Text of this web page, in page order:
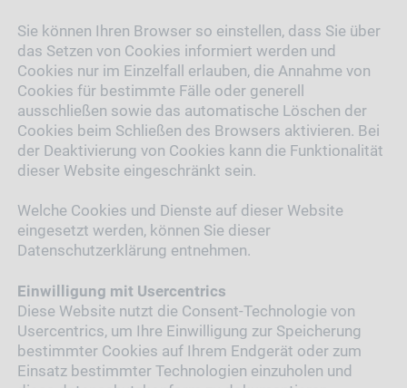
Sie können Ihren Browser so einstellen, dass Sie über
das Setzen von Cookies informiert werden und
Cookies nur im Einzelfall erlauben, die Annahme von
Cookies für bestimmte Fälle oder generell
ausschließen sowie das automatische Löschen der
Cookies beim Schließen des Browsers aktivieren. Bei
der Deaktivierung von Cookies kann die Funktionalität
dieser Website eingeschränkt sein.
Welche Cookies und Dienste auf dieser Website
eingesetzt werden, können Sie dieser
Datenschutzerklärung entnehmen.
Einwilligung mit Usercentrics
Diese Website nutzt die Consent-Technologie von
Usercentrics, um Ihre Einwilligung zur Speicherung
bestimmter Cookies auf Ihrem Endgerät oder zum
Einsatz bestimmter Technologien einzuholen und